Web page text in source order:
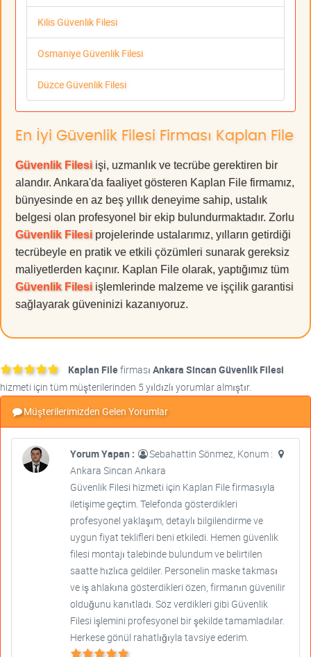
Kilis Güvenlik Filesi
Osmaniye Güvenlik Filesi
Düzce Güvenlik Filesi
En İyi Güvenlik Filesi Firması Kaplan File
Güvenlik Filesi işi, uzmanlık ve tecrübe gerektiren bir
alandır. Ankara'da faaliyet gösteren Kaplan File firmamız,
bünyesinde en az beş yıllık deneyime sahip, ustalık
belgesi olan profesyonel bir ekip bulundurmaktadır. Zorlu
Güvenlik Filesi projelerinde ustalarımız, yılların getirdiği
tecrübeyle en pratik ve etkili çözümleri sunarak gereksiz
maliyetlerden kaçınır. Kaplan File olarak, yaptığımız tüm
Güvenlik Filesi işlemlerinde malzeme ve işçilik garantisi
sağlayarak güveninizi kazanıyoruz.
Kaplan Filefirması Ankara Sincan Güvenlik Filesi
hizmeti için tüm müşterilerinden 5 yıldızlı yorumlar almıştır.
Müşterilerimizden Gelen Yorumlar
Yorum Yapan :
Sebahattin Sönmez, Konum :
Ankara Sincan Ankara
Güvenlik Filesi hizmeti için Kaplan File firmasıyla
iletişime geçtim. Telefonda gösterdikleri
profesyonel yaklaşım, detaylı bilgilendirme ve
uygun fiyat teklifleri beni etkiledi. Hemen güvenlik
filesi montajı talebinde bulundum ve belirtilen
saatte hızlıca geldiler. Personelin maske takması
ve iş ahlakına gösterdikleri özen, firmanın güvenilir
olduğunu kanıtladı. Söz verdikleri gibi Güvenlik
Filesi işlemini profesyonel bir şekilde tamamladılar.
Herkese gönül rahatlığıyla tavsiye ederim.